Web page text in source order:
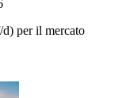
per il mercato